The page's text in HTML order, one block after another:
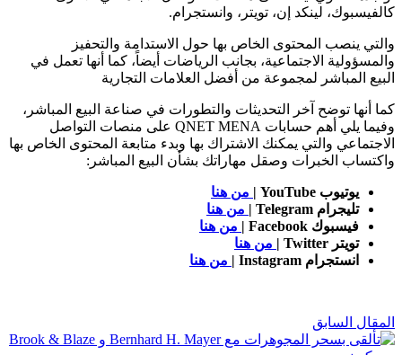
كالفيسبوك، لينكد إن، تويتر، وانستجرام.
والتي ينصب المحتوى الخاص بها حول الاستدامة والتحفيز
والمسؤولية الاجتماعية، بجانب الرياضات أيضاً، كما أنها تعمل في
البيع المباشر لمجموعة من أفضل العلامات التجارية
كما أنها توضح آخر التحديثات والتطورات في صناعة البيع المباشر،
وفيما يلي أهم حسابات QNET MENA على منصات التواصل
الاجتماعي والتي يمكنك الاشتراك بها وبدء متابعة المحتوى الخاص بها
واكتساب الخبرات وصقل مهاراتك بشأن البيع المباشر:
يوتيوب YouTube |
من هنا
تليجرام Telegram |
من هنا
فيسبوك Facebook |
من هنا
تويتر Twitter |
من هنا
انستجرام Instagram |
من هنا
المقال السابق